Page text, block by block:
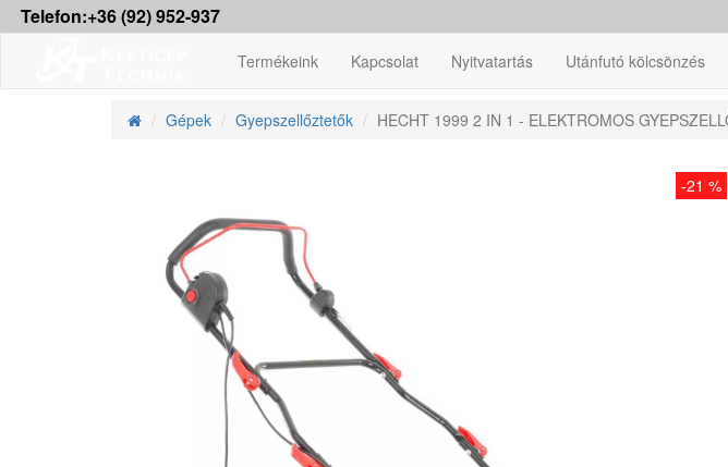
Telefon:+36 (92) 952-937
Termékeink Kapcsolat Nyitvatartás Utánfutó kölcsönzés
Gépek Gyepszellőztetők HECHT 1999 2 IN 1 - ELEKTROMOS
-21 %